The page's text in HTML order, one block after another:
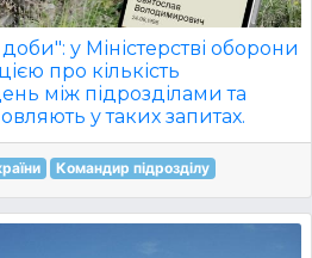
у Міністерстві оборони
про кількість
між підрозділами та
у таких запитах.
Командир підрозділу